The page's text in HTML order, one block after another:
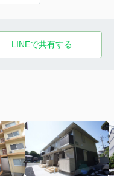
LINEで共有する